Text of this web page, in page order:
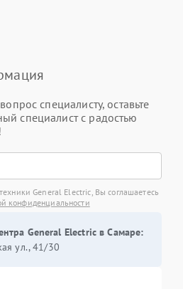
специалисту, оставьте
специалист с радостью
General Electric, Вы соглашаетесь
конфиденциальности
General Electric в Самаре:
ул., 41/30